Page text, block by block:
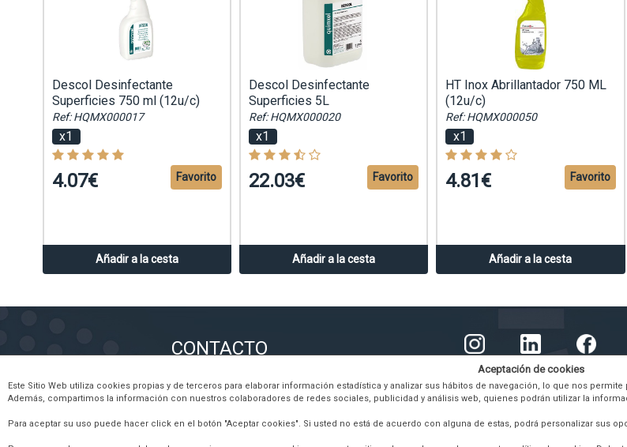
Descol Desinfectante
Superficies 750 ml (12u/c)
Ref: HQMX000017
x1
4.07€
Añadir a la cesta
Favorito
Descol Desinfectante
Superficies 5L
Ref: HQMX000020
x1
22.03€
Añadir a la cesta
Favorito
HT Inox Abrillantador 750 ML
(12u/c)
Ref: HQMX000050
x1
4.81€
Añadir a la cesta
Favorito
CONTACTO
964 212 203
671 676 864
Aceptación de cookies
Este Sitio Web utiliza cookies propias y de terceros para elaborar información estadística y analizar sus hábitos de navegación, lo que nos
Además, compartimos la información con nuestros colaboradores de redes sociales, publicidad y análisis web, quienes podrán utilizar la
Para aceptar su uso puede hacer click en el botón "Aceptar cookies". Si usted no está de acuerdo con alguna de estas, podrá personalizar sus